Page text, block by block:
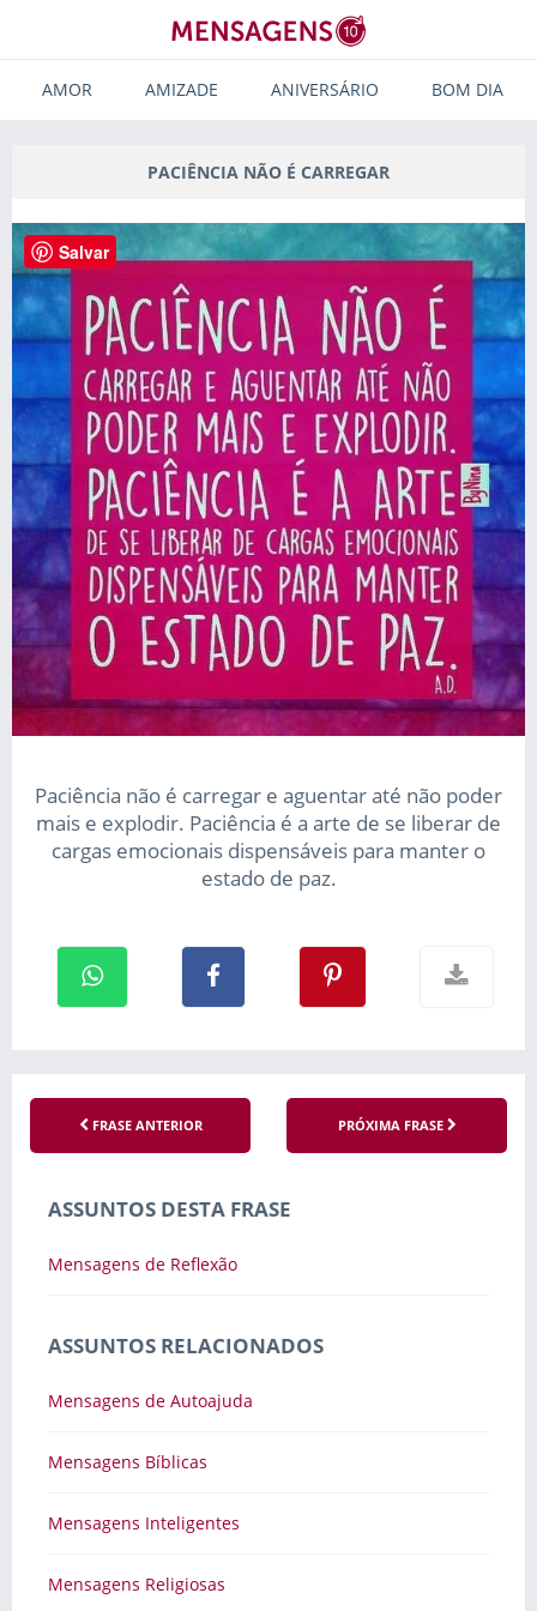
AMOR AMIZADE ANIVERSÁRIO BOM DIA
PACIÊNCIA NÃO É CARREGAR
Paciência não é carregar e aguentar até não poder
mais e explodir. Paciência é a arte de se liberar de
cargas emocionais dispensáveis para manter o
estado de paz.
FRASE ANTERIOR PRÓXIMA FRASE
ASSUNTOS DESTA FRASE
Mensagens de Reflexão
ASSUNTOS RELACIONADOS
Mensagens de Autoajuda
Mensagens Bíblicas
Mensagens Inteligentes
Mensagens Religiosas
Salvar